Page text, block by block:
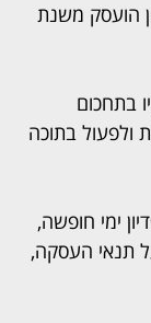
וסימון הועסק משנת
בתחכום
ולפעול בתוכה
הבראה, פדיון ימי חופשה,
תנאי העסקה,